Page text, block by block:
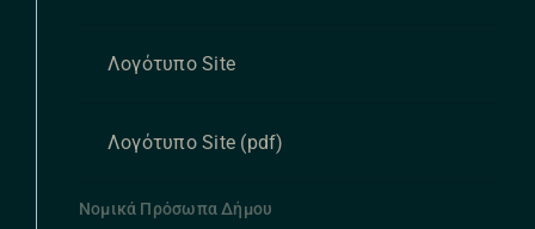
Λογότυπο Site
Λογότυπο Site (pdf)
Νομικά Πρόσωπα Δήμου